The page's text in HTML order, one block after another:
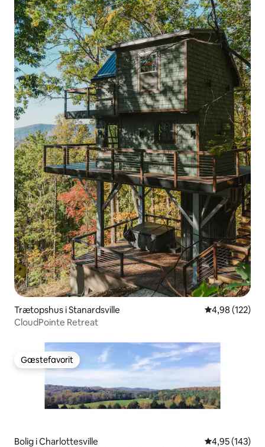
Trætopshus i Stanardsville 4,98 ud af 5 i
4,98 (122)
CloudPointe Retreat
Gæstefavorit
Gæstefavorit
Bolig i Charlottesville 4,95 ud af 5 i
4,95 (143)